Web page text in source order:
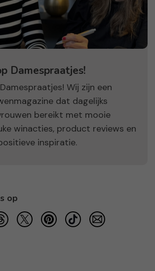
Damespraatjes!
Wij zijn een
dat dagelijks
bereikt met mooie
winacties, product reviews en
inspiratie.
op